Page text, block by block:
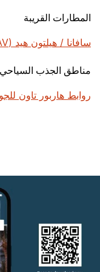
المطارات القريبة
سافانا / هيلتون هيد (SAV)
مناطق الجذب السياحي
روابط هاربور تاون